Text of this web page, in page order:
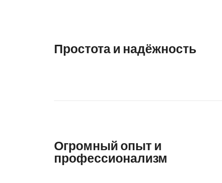
Простота и надёжность
Огромный опыт и
профессионализм